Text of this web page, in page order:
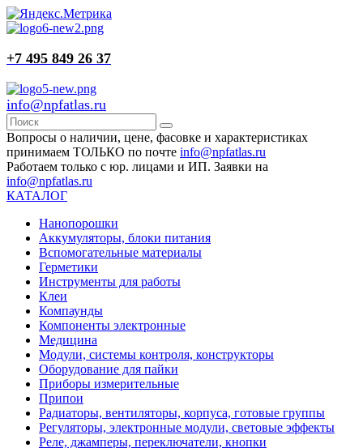
+7 495 849 26 37
info@npfatlas.ru
Вопросы о наличии, цене, фасовке и характеристиках
принимаем ТОЛЬКО по почте info@npfatlas.ru
Работаем только с юр. лицами и ИП. Заявки на
info@npfatlas.ru
КАТАЛОГ
Нанопорошки
Аккумуляторы, блоки питания
Вспомогательные материалы
Герметики
Инструменты для работы
Клеи
Компаунды
Компоненты электронные
Медицина
Модули, системы контроля, конструкторы
Оборудование для пайки
Приборы измерительные
Припои
Радиаторы, вентиляторы, корпуса, готовые группы
Регуляторы, электронные модули, световые эффекты
Реле, джамперы, переключатели, кнопки